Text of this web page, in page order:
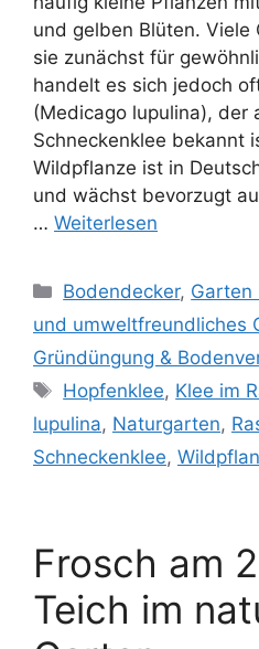
und gelben Blüten.
sie zunächst für
handelt es sich jedoch
(Medicago lupulina), der
Schneckenklee bekannt
Wildpflanze ist in
und wächst bevorzugt
… Weiterlesen
Kategorien
Bodendecker, Garten
und umweltfreundliches
Gründüngung &
Schlagwörter
Hopfenklee, Klee im
lupulina, Naturgarten,
Schneckenklee,
Frosch am
Teich im